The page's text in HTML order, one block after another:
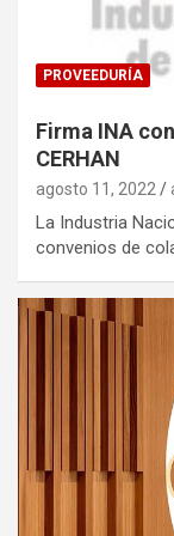
PROVEEDURÍA
Firma INA
CERHAN
agosto 11, 2022
La Industria
convenios de